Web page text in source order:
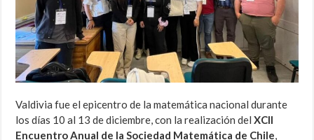
Valdivia fue el epicentro de la matemática nacional durante
los días 10 al 13 de diciembre, con la realización delXCII
Encuentro Anual de la Sociedad Matemática de Chile,